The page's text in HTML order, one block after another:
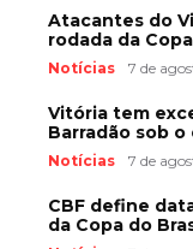
Atacantes do
rodada da
Notícias 7 de
Vitória tem
Barradão sob
Notícias 7 de
CBF define
da Copa do